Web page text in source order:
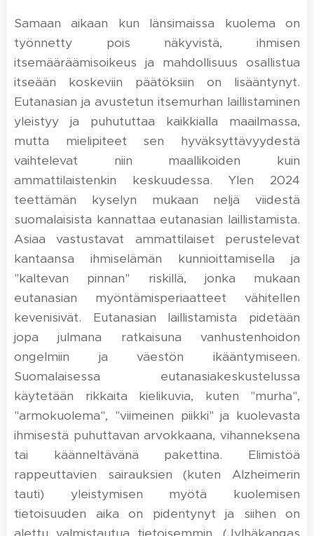
Samaan aikaan kun länsimaissa kuolema on
työnnetty pois näkyvistä, ihmisen
itsemääräämisoikeus ja mahdollisuus osallistua
itseään koskeviin päätöksiin on lisääntynyt.
Eutanasian ja avustetun itsemurhan laillistaminen
yleistyy ja puhututtaa kaikkialla maailmassa,
mutta mielipiteet sen hyväksyttävyydestä
vaihtelevat niin maallikoiden kuin
ammattilaistenkin keskuudessa. Ylen 2024
teettämän kyselyn mukaan neljä viidestä
suomalaisista kannattaa eutanasian laillistamista.
Asiaa vastustavat ammattilaiset perustelevat
kantaansa ihmiselämän kunnioittamisella ja
"kaltevan pinnan" riskillä, jonka mukaan
eutanasian myöntämisperiaatteet vähitellen
kevenisivät. Eutanasian laillistamista pidetään
jopa julmana ratkaisuna vanhustenhoidon
ongelmiin ja väestön ikääntymiseen.
Suomalaisessa eutanasiakeskustelussa
käytetään rikkaita kielikuvia, kuten "murha",
"armokuolema", "viimeinen piikki" ja kuolevasta
ihmisestä puhuttavan arvokkaana, vihanneksena
tai käänneltävänä pakettina. Elimistöä
rappeuttavien sairauksien (kuten Alzheimerin
tauti) yleistymisen myötä kuolemisen
tietoisuuden aika on pidentynyt ja siihen on